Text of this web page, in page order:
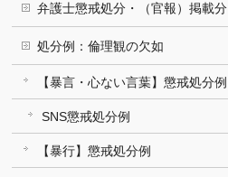
弁護士懲戒処分・（官報）掲載分
処分例：倫理観の欠如
【暴言・心ない言葉】懲戒処分例
SNS懲戒処分例
【暴行】懲戒処分例